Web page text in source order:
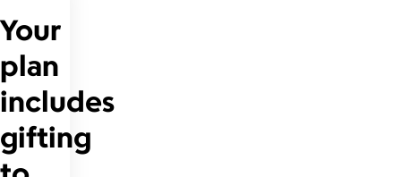
Your
plan
includes
gifting